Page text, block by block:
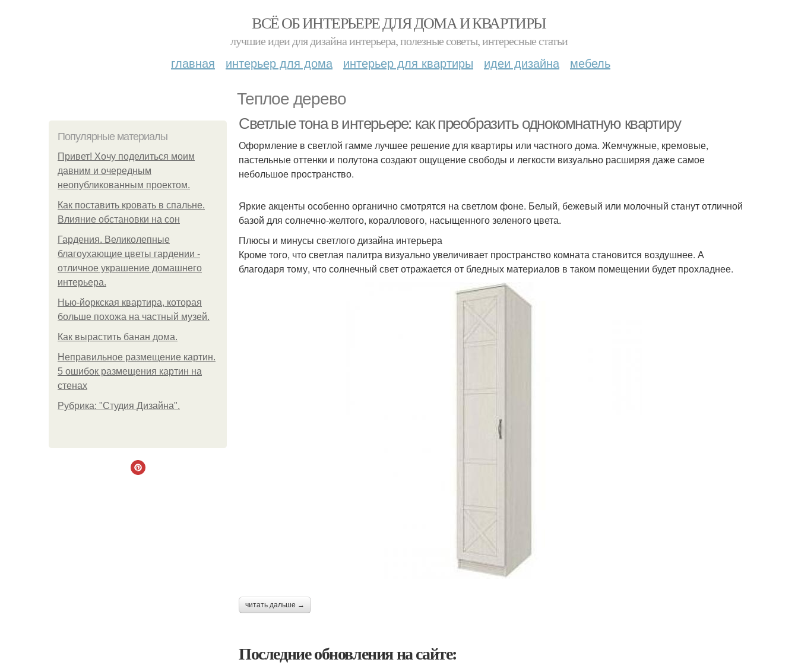
ВСЁ ОБ ИНТЕРЬЕРЕ ДЛЯ ДОМА И КВАРТИРЫ
лучшие идеи для дизайна интерьера, полезные советы, интересные статьи
главная интерьер для дома интерьер для квартиры идеи дизайна мебель
Теплое дерево
Популярные материалы
Привет! Хочу поделиться моим
давним и очередным
неопубликованным проектом.
Как поставить кровать в спальне.
Влияние обстановки на сон
Гардения. Великолепные
благоухающие цветы гардении -
отличное украшение домашнего
интерьера.
Нью-йоркская квартира, которая
больше похожа на частный музей.
Как вырастить банан дома.
Неправильное размещение картин.
5 ошибок размещения картин на
стенах
Рубрика: "Студия Дизайна".
Светлые тона в интерьере: как преобразить однокомнатную квартиру
Оформление в светлой гамме лучшее решение для квартиры или частного дома. Жемчужные, кремовые,
пастельные оттенки и полутона создают ощущение свободы и легкости визуально расширяя даже самое
небольшое пространство.
Яркие акценты особенно органично смотрятся на светлом фоне. Белый, бежевый или молочный станут отличной
базой для солнечно-желтого, кораллового, насыщенного зеленого цвета.
Плюсы и минусы светлого дизайна интерьера
Кроме того, что светлая палитра визуально увеличивает пространство комната становится воздушнее. А
благодаря тому, что солнечный свет отражается от бледных материалов в таком помещении будет прохладнее.
читать дальше →
Последние обновления на сайте: